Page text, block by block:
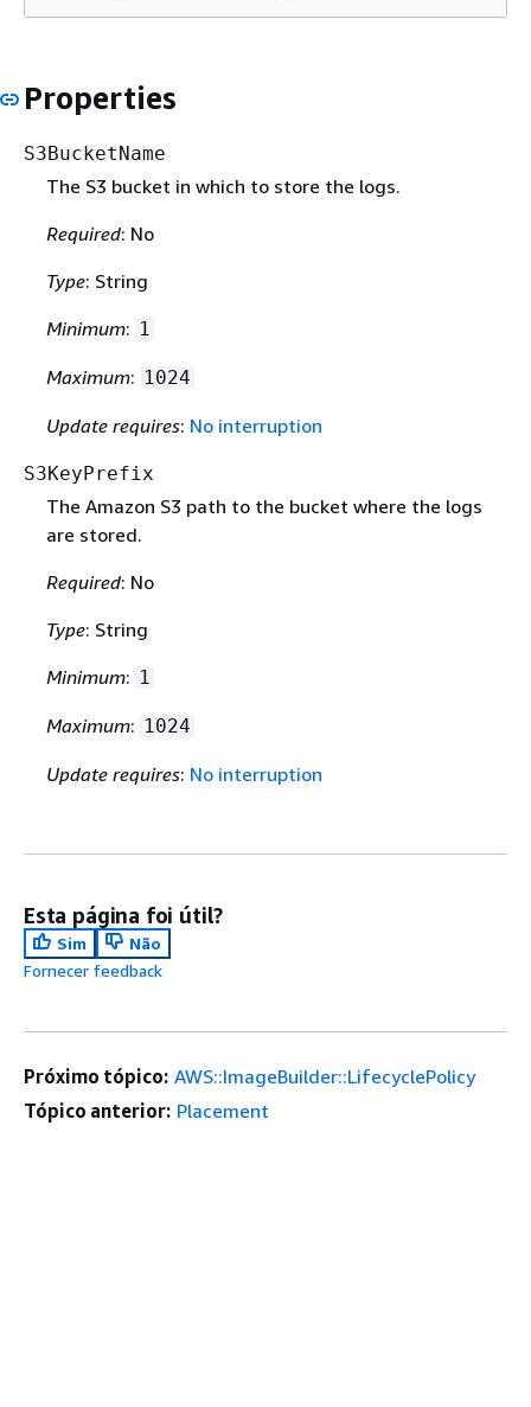
Properties
S3BucketName
The S3 bucket in which to store the logs.
Required: No
Type: String
Minimum: 1
Maximum: 1024
Update requires: No interruption
S3KeyPrefix
The Amazon S3 path to the bucket where the logs
are stored.
Required: No
Type: String
Minimum: 1
Maximum: 1024
Update requires: No interruption
Esta página foi útil?
Sim
Não
Fornecer feedback
Próximo tópico: AWS::ImageBuilder::LifecyclePolicy
Tópico anterior: Placement